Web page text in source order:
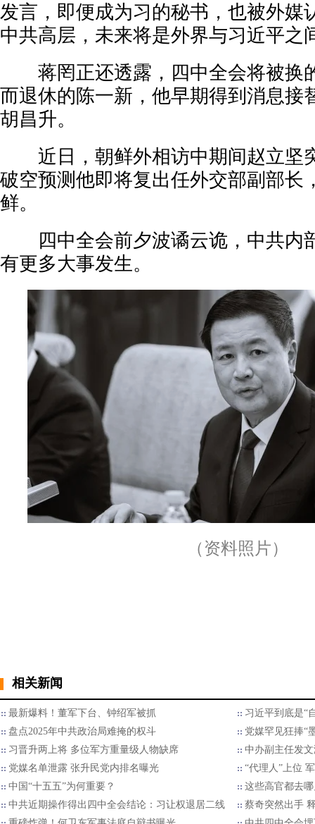
发言，即便成为习的秘书，也被外媒
中共高层，未来将是外界与习近平之
蒋罔正还透露，四中全会将被换
而退休的陈一新，他早期得到消息接
胡昌升。
近日，朝鲜外相访中期间赵立坚
破空预测他即将复出任外交部副部长
鲜。
四中全会前夕波谲云诡，中共内
有更多大事发生。
（资料照片）
相关新闻
最新爆料！董军下台、钟绍军被抓
习近平到底是“
盘点2025年中共政治局难掩的权斗
党媒罕见狂捧“
习晋升两上将 多位军方重量级人物缺席
中办副主任发
党媒名单泄露 张升民党内排名曝光
“代理人”上位
中国“十五五”为何重要？
这些高官都去
中共近期操作得出四中全会结论：习让权退居二线
蔡奇突然出手